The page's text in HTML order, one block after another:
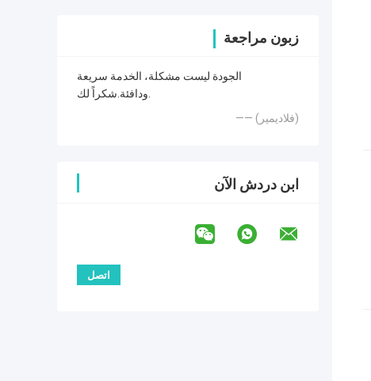
زبون مراجعة
الجودة ليست مشكلة، الخدمة سريعة
ودافئة.شكراً لك.
—— (فلاديمير)
ابن دردش الآن